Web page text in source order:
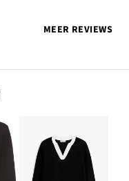
MEER REVIEWS